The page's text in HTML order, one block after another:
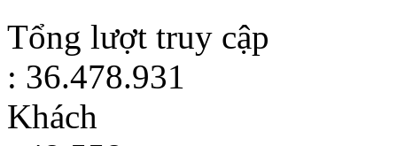
Tổng lượt truy cập
: 36.478.931
Khách